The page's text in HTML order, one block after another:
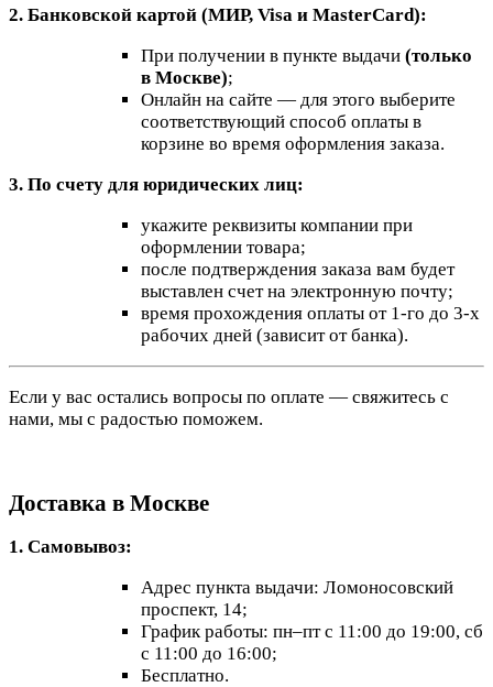
2. Банковской картой (МИР, Visa и MasterCard):
При получении в пункте выдачи (только
в Москве);
Онлайн на сайте — для этого выберите
соответствующий способ оплаты в
корзине во время оформления заказа.
3. По счету для юридических лиц:
укажите реквизиты компании при
оформлении товара;
после подтверждения заказа вам будет
выставлен счет на электронную почту;
время прохождения оплаты от 1-го до 3-х
рабочих дней (зависит от банка).
Если у вас остались вопросы по оплате — свяжитесь с
нами, мы с радостью поможем.
Доставка в Москве
1. Самовывоз:
Адрес пункта выдачи: Ломоносовский
проспект, 14;
График работы: пн–пт с 11:00 до 19:00, сб
с 11:00 до 16:00;
Бесплатно.